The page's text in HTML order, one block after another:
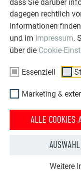
dass Sie darüber
dagegen rechtlich
Informationen
und im Impressum.
über die Cookie-
Essenziell
Marketing &
ALLE COOKIES
Weitere